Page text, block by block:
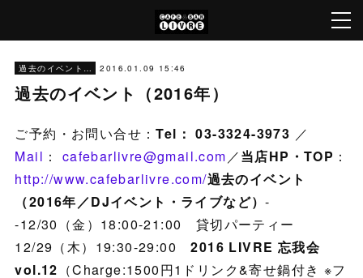
過去のイベント（'05～'22）[Archive] 2016.01.09 15:46
過去のイベント（2016年）
ご予約・お問い合せ：Tel： 03-3324-3973 ／
Mail ： cafebarlivre@gmail.com ／当店HP・TOP ：
http://www.cafebarlivre.com/過去のイベント
（2016年／DJイベント・ライブなど）-
-12/30（金）18:00-21:00 貸切パーティー
12/29（木）19:30-29:002016 LIVRE 忘我会
vol.12 （Charge:1500円1ドリンク&寄せ鍋付き ※フ